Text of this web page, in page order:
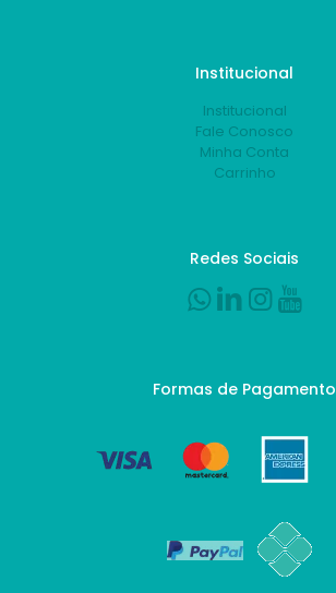
Institucional
Institucional
Fale Conosco
Minha Conta
Carrinho
Redes Sociais
Formas de Pagamento